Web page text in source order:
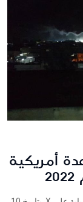
أمريكية